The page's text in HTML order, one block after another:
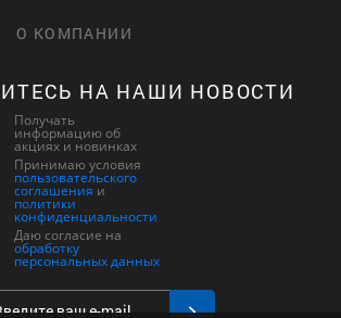
О КОМПАНИИ
НА НАШИ НОВОСТИ
Получать
информацию об
акциях и новинках
Принимаю условия
пользовательского
соглашения и
политики
конфиденциальности
Даю согласие на
обработку
персональных данных